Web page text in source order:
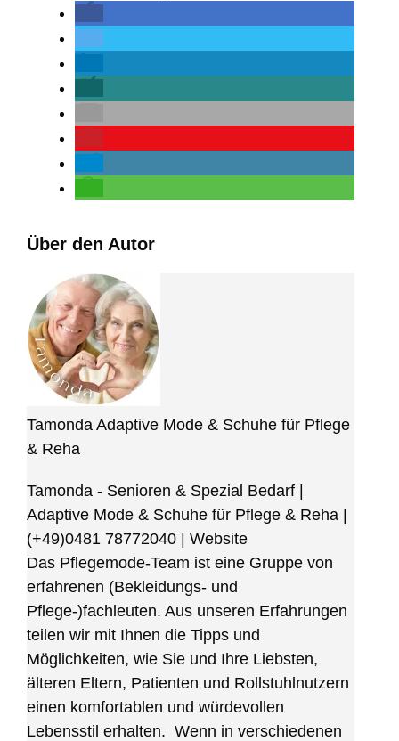
Über den Autor
Tamonda Adaptive Mode & Schuhe für Pflege
& Reha
Tamonda - Senioren & Spezial Bedarf |
Adaptive Mode & Schuhe für Pflege & Reha |
(+49)0481 78772040 | Website
Das Pflegemode-Team ist eine Gruppe von
erfahrenen (Bekleidungs- und
Pflege-)fachleuten. Aus unseren Erfahrungen
teilen wir mit Ihnen die Tipps und
Möglichkeiten, wie Sie und Ihre Liebsten,
älteren Eltern, Patienten und Rollstuhlnutzern
einen komfortablen und würdevollen
Lebensstil erhalten. Wenn in verschiedenen